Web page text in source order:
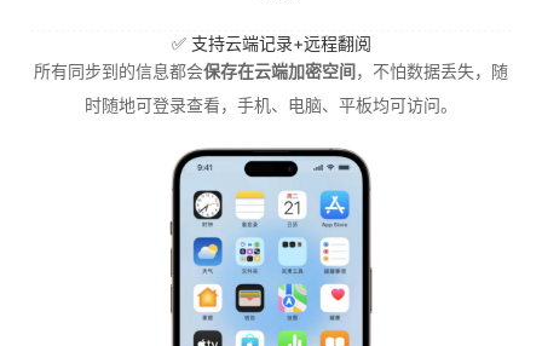
✅ 支持云端记录+远程翻阅
所有同步到的信息都会保存在云端加密空间，不怕数据丢失，随
时随地可登录查看，手机、电脑、平板均可访问。